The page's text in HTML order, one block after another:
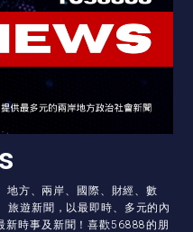
方、兩岸、國際、財經、數
旅遊新聞，以最即時、多元的內
新時事及新聞！喜歡56888的朋